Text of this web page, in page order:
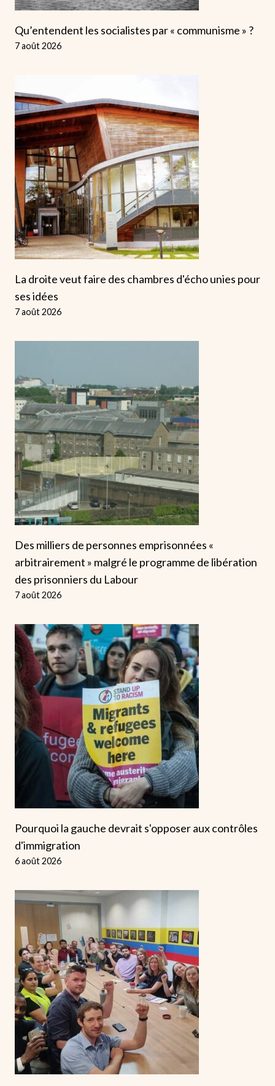
Qu’entendent les socialistes par « communisme » ?
7 août 2026
La droite veut faire des chambres d'écho unies pour
ses idées
7 août 2026
Des milliers de personnes emprisonnées «
arbitrairement » malgré le programme de libération
des prisonniers du Labour
7 août 2026
Pourquoi la gauche devrait s'opposer aux contrôles
d'immigration
6 août 2026